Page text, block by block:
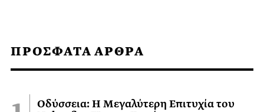
ΠΡΟΣΦΑΤΑ ΑΡΘΡΑ
Οδύσσεια: Η Μεγαλύτερη Επιτυχία του